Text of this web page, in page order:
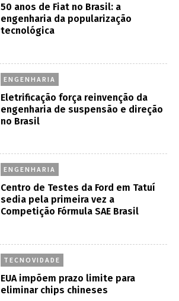
50 anos de Fiat no Brasil: a
engenharia da popularização
tecnológica
ENGENHARIA
Eletrificação força reinvenção da
engenharia de suspensão e direção
no Brasil
ENGENHARIA
Centro de Testes da Ford em Tatuí
sedia pela primeira vez a
Competição Fórmula SAE Brasil
TECNOVIDADE
EUA impõem prazo limite para
eliminar chips chineses